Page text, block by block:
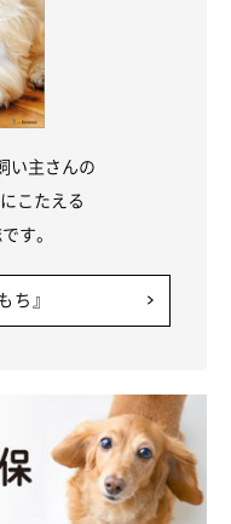
い主さんの
こたえる
す。
ち』